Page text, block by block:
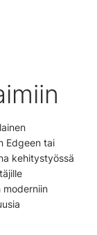
Edgeen tai
kehitystyössä
moderniin